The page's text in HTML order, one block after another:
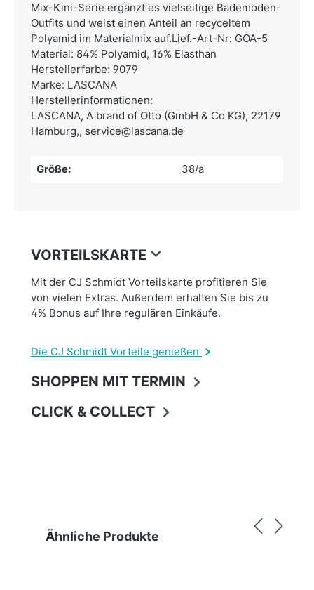
Mix-Kini-Serie ergänzt es vielseitige Bademoden-
Outfits und weist einen Anteil an recyceltem
Polyamid im Materialmix auf.Lief.-Art-Nr: GOA-5
Material: 84% Polyamid, 16% Elasthan
Herstellerfarbe: 9079
Marke: LASCANA
Herstellerinformationen:
LASCANA, A brand of Otto (GmbH & Co KG), 22179
Hamburg,, service@lascana.de
Größe: 38/a
VORTEILSKARTE
Mit der CJ Schmidt Vorteilskarte profitieren Sie
von vielen Extras. Außerdem erhalten Sie bis zu
4% Bonus auf Ihre regulären Einkäufe.
Die CJ Schmidt Vorteile genießen
SHOPPEN MIT TERMIN
CLICK & COLLECT
Produktgalerie überspringen
Ähnliche Produkte